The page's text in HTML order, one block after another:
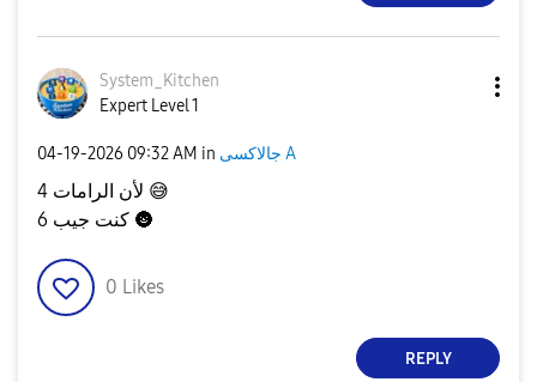
System_Kitchen
Expert Level 1
‎04-19-2026 09:32 AM in جالاكسى A
😅
🌚
0 Likes
REPLY